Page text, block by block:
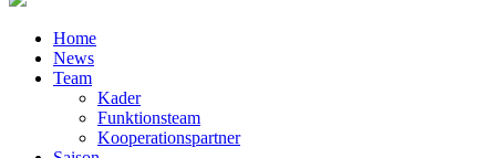
Home
News
Team
Kader
Funktionsteam
Kooperationspartner